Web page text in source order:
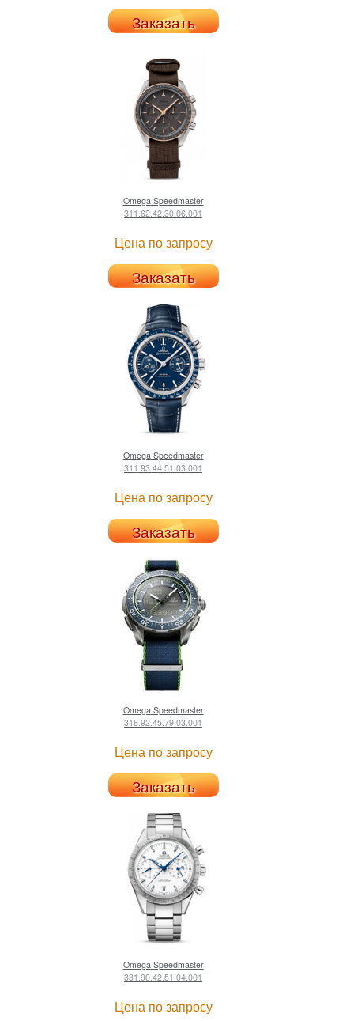
Заказать
Omega Speedmaster
311.62.42.30.06.001
Цена по запросу
Заказать
Omega Speedmaster
311.93.44.51.03.001
Цена по запросу
Заказать
Omega Speedmaster
318.92.45.79.03.001
Цена по запросу
Заказать
OmegaSpeedmaster
331.90.42.51.04.001
Цена по запросу